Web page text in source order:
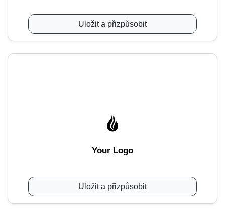
Uložit a přizpůsobit
Your Logo
Uložit a přizpůsobit